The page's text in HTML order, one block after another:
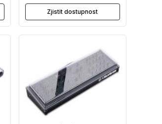
Zjistit dostupnost